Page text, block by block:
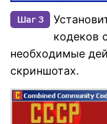
Шаг 3
кодеков
необходимые
скриншотах.